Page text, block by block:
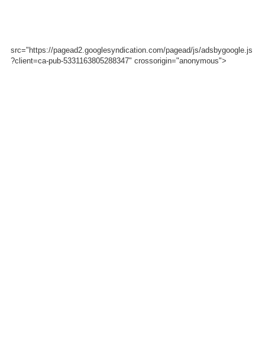
src="https://pagead2.googlesyndication.com/pagead/js/adsbygoogle.js
?client=ca-pub-5331163805288347" crossorigin="anonymous">